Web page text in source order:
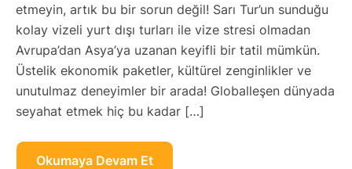
etmeyin, artık bu bir sorun değil! Sarı Tur’un sunduğu
kolay vizeli yurt dışı turları ile vize stresi olmadan
Avrupa’dan Asya’ya uzanan keyifli bir tatil mümkün.
Üstelik ekonomik paketler, kültürel zenginlikler ve
unutulmaz deneyimler bir arada! Globalleşen dünyada
seyahat etmek hiç bu kadar […]
Okumaya Devam Et